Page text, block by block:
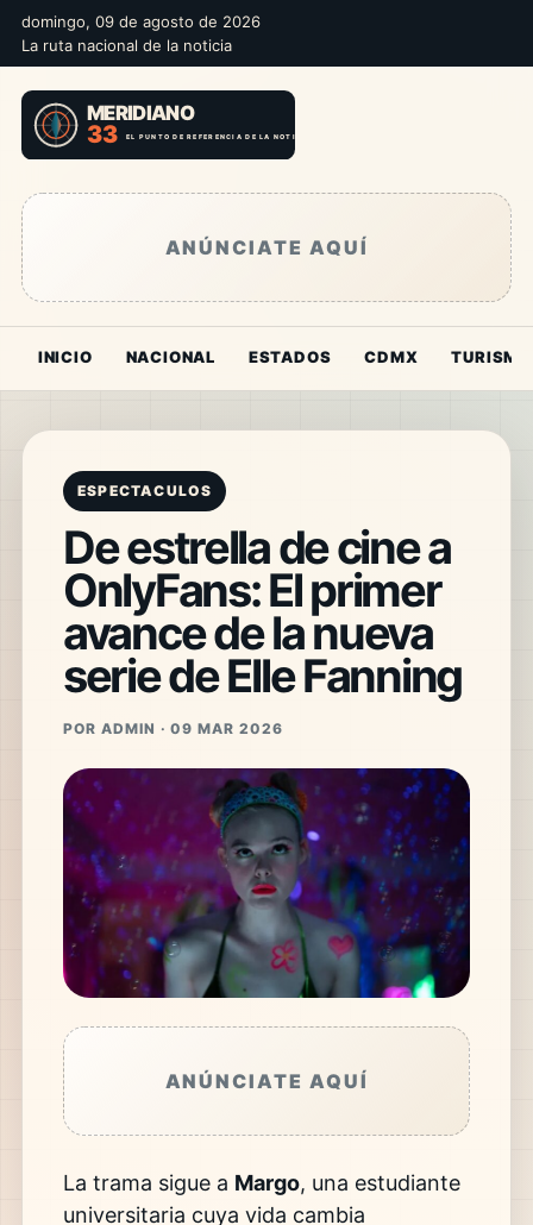
domingo, 09 de agosto de 2026
La ruta nacional de la noticia
ANÚNCIATE AQUÍ
INICIO NACIONAL ESTADOS CDMX TURISMO
ESPECTACULOS
De estrella de cine a
OnlyFans: El primer
avance de la nueva
serie de Elle Fanning
POR ADMIN · 09 MAR 2026
ANÚNCIATE AQUÍ
La trama sigue a Margo, una estudiante
universitaria cuya vida cambia